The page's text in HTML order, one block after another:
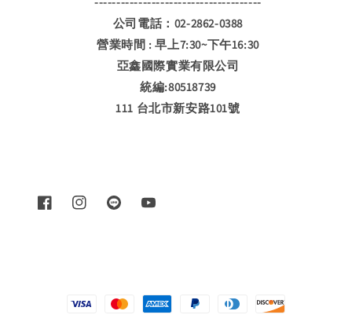
公司電話：02-2862-0388
營業時間 : 早上7:30~下午16:30
亞鑫國際實業有限公司
統編:80518739
111 台北市新安路101號